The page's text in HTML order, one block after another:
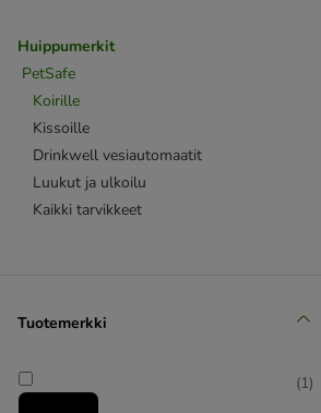
Huippumerkit
PetSafe
Koirille
Kissoille
Drinkwell vesiautomaatit
Luukut ja ulkoilu
Kaikki tarvikkeet
Tuotemerkki
(1)